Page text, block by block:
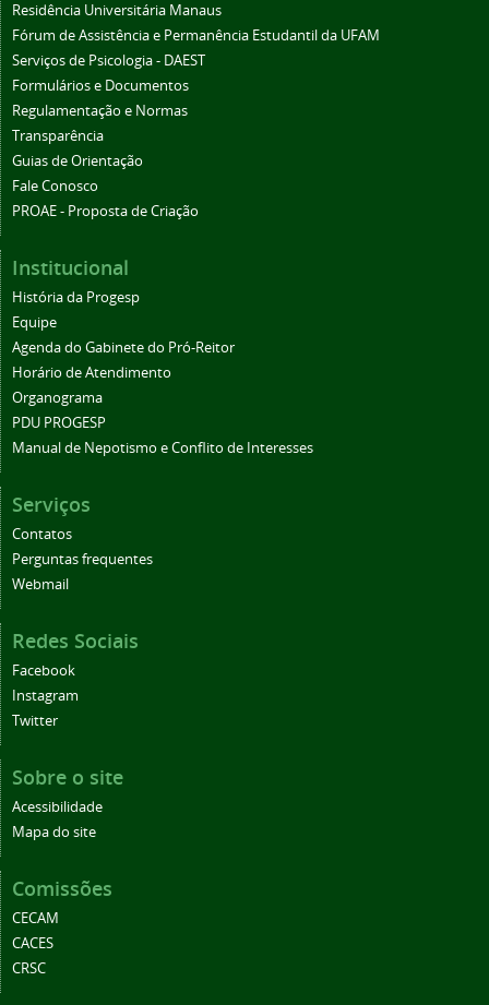
Residência Universitária Manaus
Fórum de Assistência e Permanência Estudantil da UFAM
Serviços de Psicologia - DAEST
Formulários e Documentos
Regulamentação e Normas
Transparência
Guias de Orientação
Fale Conosco
PROAE - Proposta de Criação
Institucional
História da Progesp
Equipe
Agenda do Gabinete do Pró-Reitor
Horário de Atendimento
Organograma
PDU PROGESP
Manual de Nepotismo e Conflito de Interesses
Serviços
Contatos
Perguntas frequentes
Webmail
Redes Sociais
Facebook
Instagram
Twitter
Sobre o site
Acessibilidade
Mapa do site
Comissões
CECAM
CACES
CRSC